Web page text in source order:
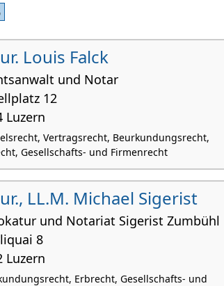
Louis Falck
und Notar
12
Luzern
Vertragsrecht, Beurkundungsrecht,
Gesellschafts- und Firmenrecht
LL.M. Michael Sigerist
und Notariat Sigerist Zumbühl
8
Luzern
Erbrecht, Gesellschafts- und